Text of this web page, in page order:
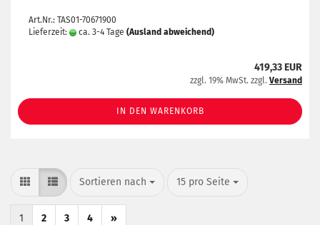
Art.Nr.: TAS01-70671900
Lieferzeit:
ca. 3-4 Tage (Ausland abweichend)
419,33 EUR
zzgl. 19% MwSt. zzgl. Versand
IN DEN WARENKORB
Sortieren nach
Sortieren nach 15 pro Seite
pro Seite
1 2 3 4 »